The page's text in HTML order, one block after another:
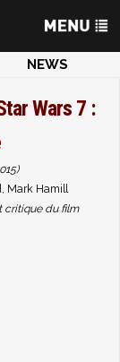
NEWS
Wars 7 :
Mark Hamill
critique du film